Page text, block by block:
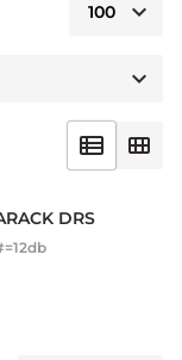
DRS